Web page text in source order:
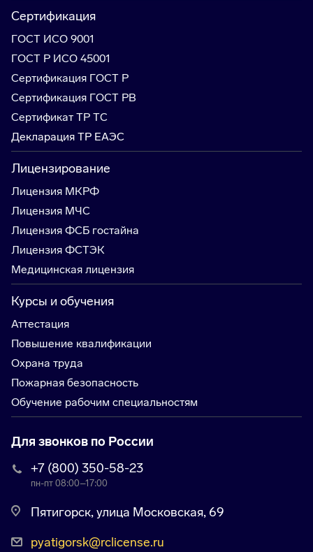
Сертификация
ГОСТ ИСО 9001
ГОСТ Р ИСО 45001
Сертификация ГОСТ Р
Сертификация ГОСТ РВ
Сертификат ТР ТС
Декларация ТР ЕАЭС
Лицензирование
Лицензия МКРФ
Лицензия МЧС
Лицензия ФСБ гостайна
Лицензия ФСТЭК
Медицинская лицензия
Курсы и обучения
Аттестация
Повышение квалификации
Охрана труда
Пожарная безопасность
Обучение рабочим специальностям
Для звонков по России
+7 (800) 350-58-23
пн-пт 08:00–17:00
Пятигорск, улица Московская, 69
pyatigorsk@rclicense.ru